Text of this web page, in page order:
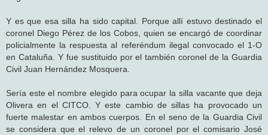
Y es que esa silla ha sido capital. Porque allí estuvo destinado el
coronel Diego Pérez de los Cobos, quien se encargó de coordinar
policialmente la respuesta al referéndum ilegal convocado el 1-O
en Cataluña. Y fue sustituido por el también coronel de la Guardia
Civil Juan Hernández Mosquera.
Sería este el nombre elegido para ocupar la silla vacante que deja
Olivera en el CITCO. Y este cambio de sillas ha provocado un
fuerte malestar en ambos cuerpos. En el seno de la Guardia Civil
se considera que el relevo de un coronel por el comisario José